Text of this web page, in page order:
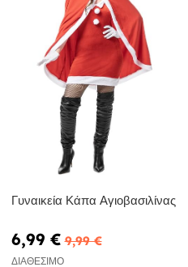
Γυναικεία Κάπα Αγιοβασιλίνας
6,99 € 9,99 €
ΔΙΑΘΈΣΙΜΟ